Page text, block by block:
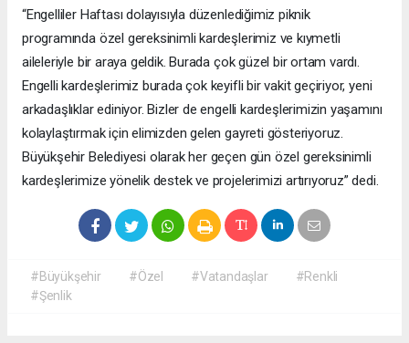
“Engelliler Haftası dolayısıyla düzenlediğimiz piknik
programında özel gereksinimli kardeşlerimiz ve kıymetli
aileleriyle bir araya geldik. Burada çok güzel bir ortam vardı.
Engelli kardeşlerimiz burada çok keyifli bir vakit geçiriyor, yeni
arkadaşlıklar ediniyor. Bizler de engelli kardeşlerimizin yaşamını
kolaylaştırmak için elimizden gelen gayreti gösteriyoruz.
Büyükşehir Belediyesi olarak her geçen gün özel gereksinimli
kardeşlerimize yönelik destek ve projelerimizi artırıyoruz” dedi.
#Büyükşehir #Özel #Vatandaşlar
#Renkli
#Şenlik